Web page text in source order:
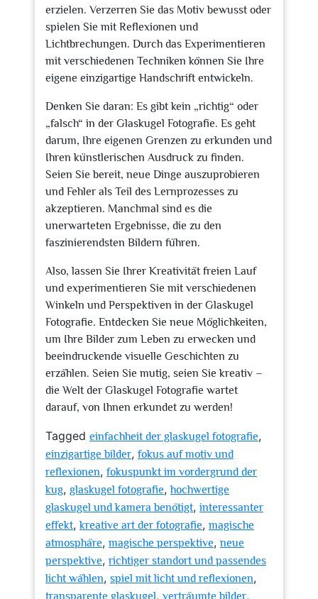
erzielen. Verzerren Sie das Motiv bewusst oder
spielen Sie mit Reflexionen und
Lichtbrechungen. Durch das Experimentieren
mit verschiedenen Techniken können Sie Ihre
eigene einzigartige Handschrift entwickeln.
Denken Sie daran: Es gibt kein „richtig“ oder
„falsch“ in der Glaskugel Fotografie. Es geht
darum, Ihre eigenen Grenzen zu erkunden und
Ihren künstlerischen Ausdruck zu finden.
Seien Sie bereit, neue Dinge auszuprobieren
und Fehler als Teil des Lernprozesses zu
akzeptieren. Manchmal sind es die
unerwarteten Ergebnisse, die zu den
faszinierendsten Bildern führen.
Also, lassen Sie Ihrer Kreativität freien Lauf
und experimentieren Sie mit verschiedenen
Winkeln und Perspektiven in der Glaskugel
Fotografie. Entdecken Sie neue Möglichkeiten,
um Ihre Bilder zum Leben zu erwecken und
beeindruckende visuelle Geschichten zu
erzählen. Seien Sie mutig, seien Sie kreativ –
die Welt der Glaskugel Fotografie wartet
darauf, von Ihnen erkundet zu werden!
Tagged einfachheit der glaskugel fotografie,
einzigartige bilder, fokus auf motiv und
reflexionen, fokuspunkt im vordergrund der
kug, glaskugel fotografie,hochwertige
glaskugel und kamera benötigt, interessanter
effekt,kreative art der fotografie, magische
atmosphäre, magische perspektive, neue
perspektive, richtiger standort und passendes
licht wählen, spiel mit licht und reflexionen,
transparente glaskugel, verträumte bilder,